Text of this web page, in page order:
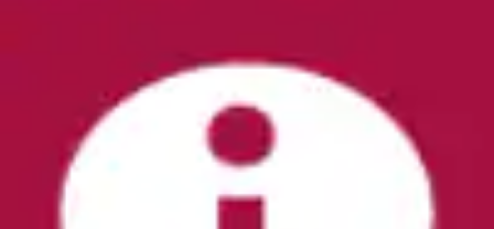
Universal Vorteilsclub
Flexikonto Teilzahlung
30 Tage Rückgaberecht
GRATIS 3 Jahre XXL-Garantie
Lieferung